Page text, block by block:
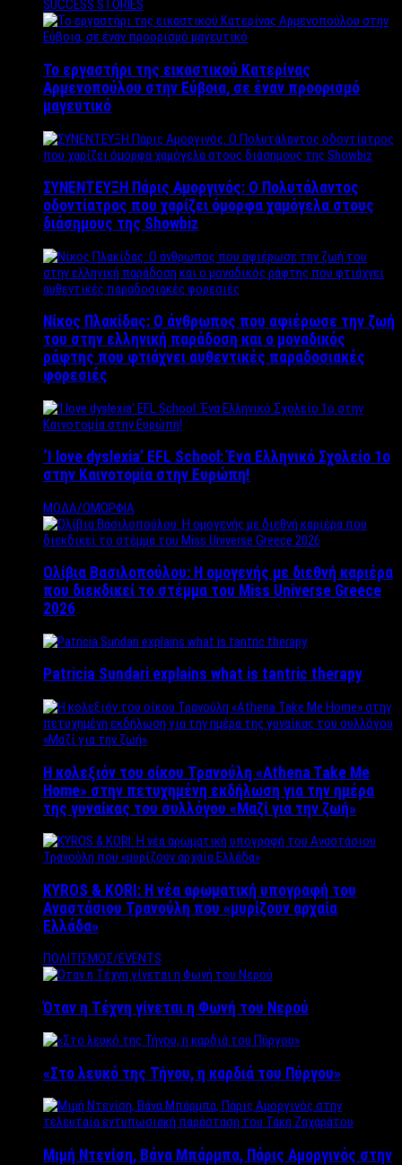
SUCCESS STORIES
Το εργαστήρι της εικαστικού Κατερίνας
Αρμενοπούλου στην Εύβοια, σε έναν προορισμό
μαγευτικό
ΣΥΝΕΝΤΕΥΞΗ Πάρις Αμοργινός: O Πολυτάλαντος
οδοντίατρος που χαρίζει όμορφα χαμόγελα στους
διάσημους της Showbiz
Νίκος Πλακίδας: O άνθρωπος που αφιέρωσε την ζωή
του στην ελληνική παράδοση και ο μοναδικός
ράφτης που φτιάχνει αυθεντικές παραδοσιακές
φορεσιές
‘Ι love dyslexia’ EFL School: Ένα Ελληνικό Σχολείo 1ο
στην Καινοτομία στην Ευρώπη!
ΜΟΔΑ/ΟΜΟΡΦΙΑ
Ολίβια Βασιλοπούλου: Η ομογενής με διεθνή καριέρα
που διεκδικεί το στέμμα του Miss Universe Greece
2026
Patricia Sundari explains what is tantric therapy
Η κολεξιόν του οίκου Τρανούλη «Athena Take Me
Home» στην πετυχημένη εκδήλωση για την ημέρα
της γυναίκας του συλλόγου «Μαζί για την ζωή»
KYROS & KORI: Η νέα αρωματική υπογραφή του
Αναστάσιου Τρανούλη που «μυρίζουν αρχαία
Ελλάδα»
ΠΟΛΙΤΙΣΜΟΣ/EVENTS
Όταν η Τέχνη γίνεται η Φωνή του Νερού
«Στο λευκό της Τήνου, η καρδιά του Πύργου»
Μιμή Ντενίση, Βάνα Μπάρμπα, Πάρις Αμοργινός στην